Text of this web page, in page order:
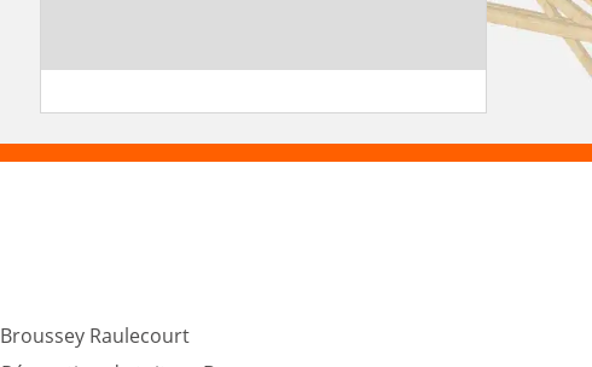
Broussey Raulecourt